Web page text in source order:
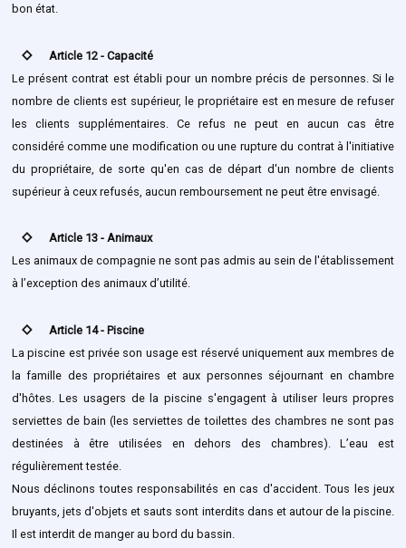
bon état.
stat_0
Article 12 - Capacité
Le présent contrat est établi pour un nombre précis de personnes. Si le
nombre de clients est supérieur, le propriétaire est en mesure de refuser
les clients supplémentaires. Ce refus ne peut en aucun cas être
considéré comme une modification ou une rupture du contrat à l'initiative
du propriétaire, de sorte qu'en cas de départ d'un nombre de clients
supérieur à ceux refusés, aucun remboursement ne peut être envisagé.
stat_0
Article 13 - Animaux
Les animaux de compagnie ne sont pas admis au sein de l'établissement
à l’exception des animaux d’utilité.
stat_0
Article 14 - Piscine
La piscine est privée son usage est réservé uniquement aux membres de
la famille des propriétaires et aux personnes séjournant en chambre
d'hôtes. Les usagers de la piscine s'engagent à utiliser leurs propres
serviettes de bain (les serviettes de toilettes des chambres ne sont pas
destinées à être utilisées en dehors des chambres). L’eau est
régulièrement testée.
Nous déclinons toutes responsabilités en cas d'accident. Tous les jeux
bruyants, jets d'objets et sauts sont interdits dans et autour de la piscine.
Il est interdit de manger au bord du bassin.